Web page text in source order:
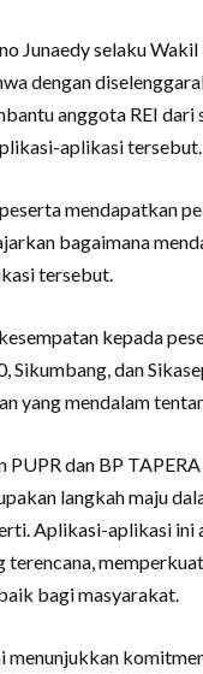
Junaedy selaku
dengan
anggota REI
aplikasi tersebut.
mendapatkan
bagaimana
tersebut.
kepada
Sikumbang, dan
yang mendalam
dan BP
langkah maju
Aplikasi-aplikasi ini
bagi masyarakat.
menunjukkan